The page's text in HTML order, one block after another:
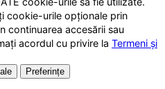
cookie-urile opționale prin
continuarea accesării sau
acordul cu privire la Termeni și
Preferințe